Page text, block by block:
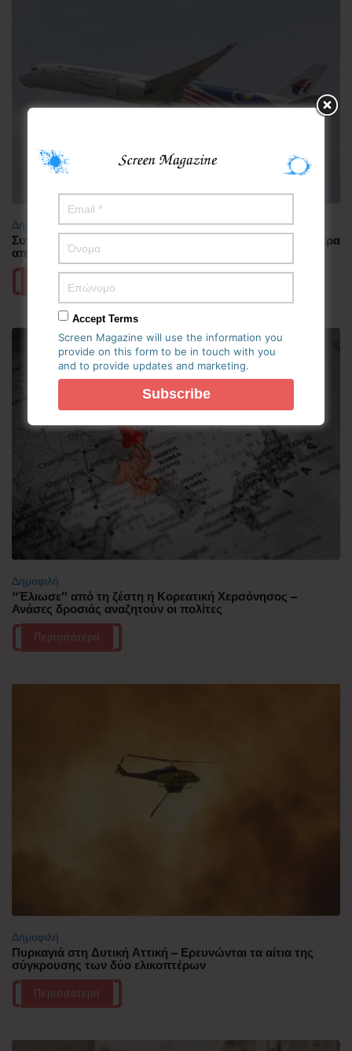
Δημοφιλή
Συνελήφθη πιλότος αεροπορικής εταιρείας με περισσότερα
από 70.000 χάπια ecstasy στην Ινδονησία
Περισσότερα
Δημοφιλή
“Έλιωσε” από τη ζέστη η Κορεατική Χερσόνησος –
Ανάσες δροσιάς αναζητούν οι πολίτες
Περισσότερα
Δημοφιλή
Πυρκαγιά στη Δυτική Αττική – Ερευνώνται τα αίτια της
σύγκρουσης των δύο ελικοπτέρων
Περισσότερα
Accept Terms
Screen Magazine will use the information you
provide on this form to be in touch with you
and to provide updates and marketing.